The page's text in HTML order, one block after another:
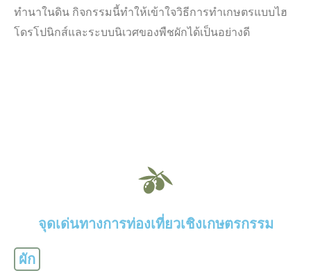
ทำนาในดิน กิจกรรมนี้ทำให้เข้าใจวิธีการทำเกษตรแบบไฮ
โดรโปนิกส์และระบบนิเวศของพืชผักได้เป็นอย่างดี
จุดเด่นทางการท่องเที่ยวเชิงเกษตรกรรม
ผัก